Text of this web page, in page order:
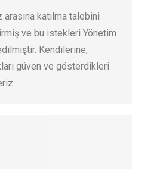
katılma talebini
ve bu istekleri Yönetim
Kendilerine,
güven ve gösterdikleri